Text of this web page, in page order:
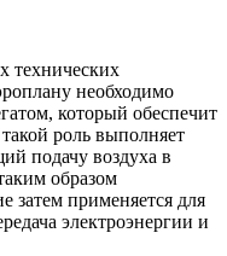
технических
необходимо
который обеспечит
роль выполняет
подачу воздуха в
образом
затем применяется для
электроэнергии и